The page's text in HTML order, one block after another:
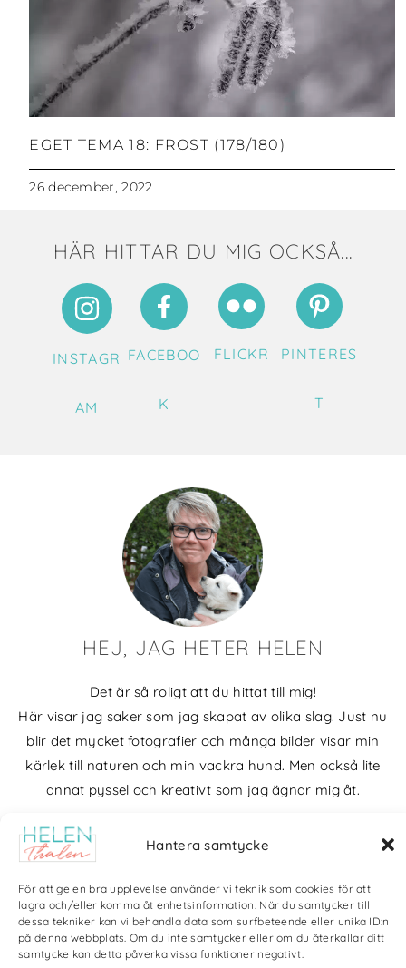
Hantera samtycke
För att ge en bra upplevelse använder vi teknik som cookies för att
lagra och/eller komma åt enhetsinformation. När du samtycker till
dessa tekniker kan vi behandla data som surfbeteende eller unika ID:n
på denna webbplats. Om du inte samtycker eller om du återkallar ditt
samtycke kan detta påverka vissa funktioner negativt.
EGET TEMA 18: FROST (178/180)
26 december, 2022
HÄR HITTAR DU MIG OCKSÅ...
INSTAGR
AM
FACEBOO
K
FLICKR PINTERES
T
HEJ, JAG HETER HELEN
Det är så roligt att du hittat till mig!
Här visar jag saker som jag skapat av olika slag. Just nu
blir det mycket fotografier och många bilder visar min
kärlek till naturen och min vackra hund. Men också lite
annat pyssel och kreativt som jag ägnar mig åt.
Bloggarkiv
Copyright Helen Thalen 2026 – All rights reserved. | Integritetspolicy|
Cookiepolicy| Produktion och sponsor: CoreIT, Örnsköldsvik